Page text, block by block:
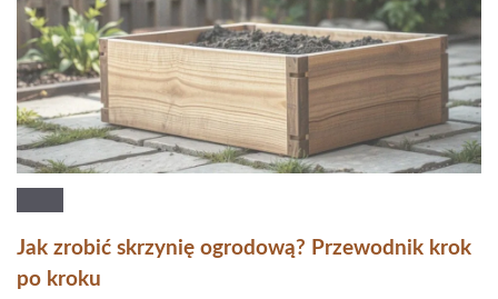
Jak zrobić skrzynię ogrodową? Przewodnik krok
po kroku